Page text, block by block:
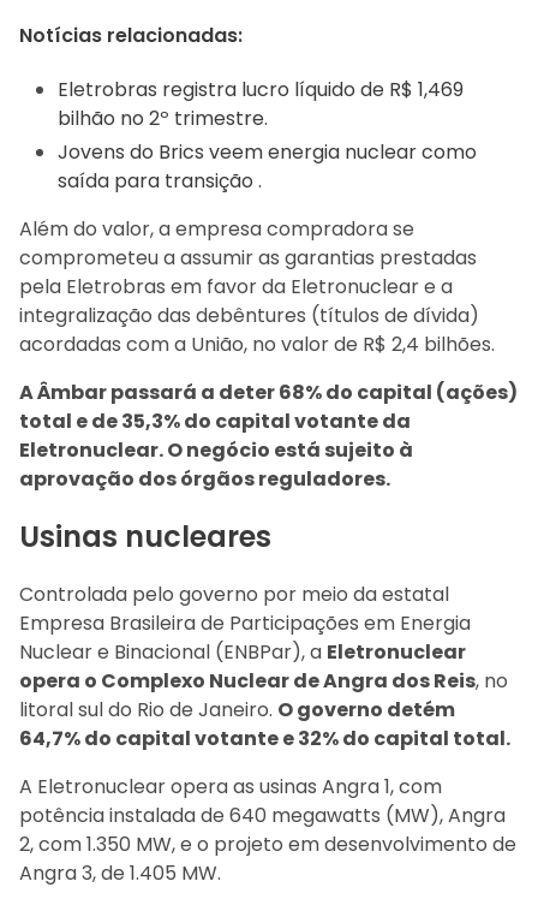
Notícias relacionadas:
Eletrobras registra lucro líquido de R$ 1,469
bilhão no 2º trimestre.
Jovens do Brics veem energia nuclear como
saída para transição .
Além do valor, a empresa compradora se
comprometeu a assumir as garantias prestadas
pela Eletrobras em favor da Eletronuclear e a
integralização das debêntures (títulos de dívida)
acordadas com a União, no valor de R$ 2,4 bilhões.
A Âmbar passará a deter 68% do capital (ações)
total e de 35,3% do capital votante da
Eletronuclear. O negócio está sujeito à
aprovação dos órgãos reguladores.
Usinas nucleares
Controlada pelo governo por meio da estatal
Empresa Brasileira de Participações em Energia
Nuclear e Binacional (ENBPar), a Eletronuclear
opera o Complexo Nuclear de Angra dos Reis, no
litoral sul do Rio de Janeiro. O governo detém
64,7% do capital votante e 32% do capital total.
A Eletronuclear opera as usinas Angra 1, com
potência instalada de 640 megawatts (MW), Angra
2, com 1.350 MW, e o projeto em desenvolvimento de
Angra 3, de 1.405 MW.